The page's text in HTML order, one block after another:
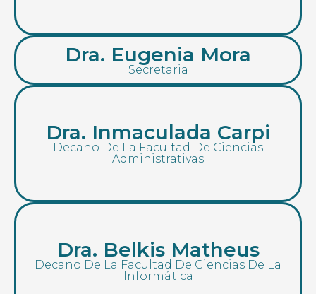
Dra. Eugenia Mora
Secretaria
Dra. Inmaculada Carpi
Decano De La Facultad De Ciencias
Administrativas
Dra. Belkis Matheus
Decano De La Facultad De Ciencias De La
Informática